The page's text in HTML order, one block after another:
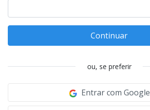
Continuar
ou, se preferir
Entrar com Google